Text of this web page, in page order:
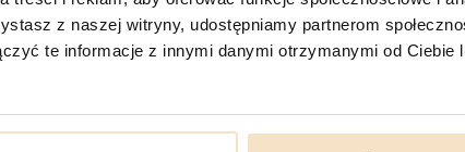
z naszej witryny, udostępniamy partnerom
te informacje z innymi danymi otrzymanymi od Ciebie
tradycyjnego. Poniżej znajdziesz wszystkie dane.